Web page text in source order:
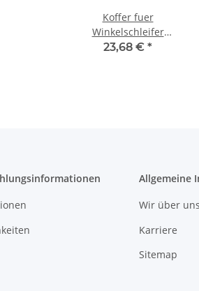
Koffer fuer
Winkelschleifer
115/125mm
23,68 € *
Allgemeine
Wir über uns
Karriere
Sitemap